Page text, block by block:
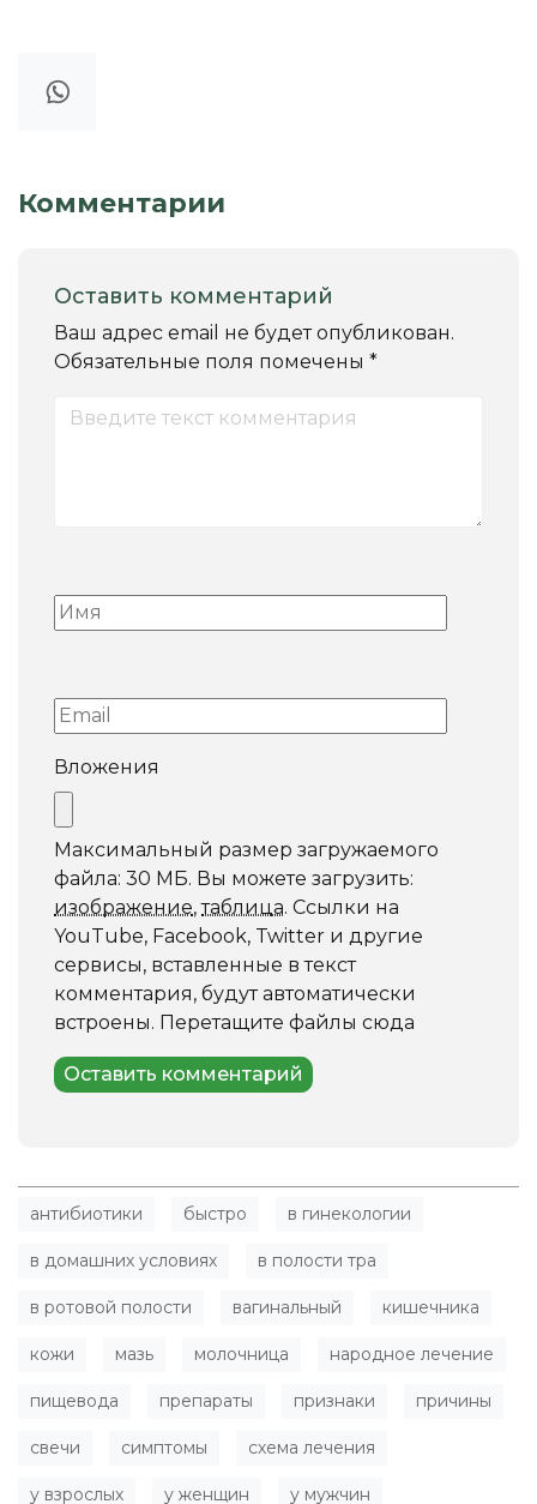
Комментарии
Оставить комментарий
Ваш адрес email не будет опубликован.
Обязательные поля помечены *
Вложения
Максимальный размер загружаемого
файла: 30 МБ. Вы можете загрузить:
изображение,таблица. Ссылки на
YouTube, Facebook, Twitter и другие
сервисы, вставленные в текст
комментария, будут автоматически
встроены. Перетащите файлы сюда
антибиотики быстро в гинекологии
в домашних условиях в полости тра
в ротовой полости вагинальный кишечника
кожи мазь молочница народное лечение
пищевода препараты признаки причины
свечи симптомы схема лечения
у взрослых у женщин у мужчин